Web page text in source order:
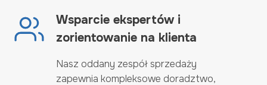
Wsparcie ekspertów i
zorientowanie na klienta
Nasz oddany zespół sprzedaży
zapewnia kompleksowe doradztwo,